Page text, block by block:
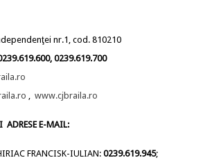
nr.1, cod. 810210
0239.619.700
,www.cjbraila.ro
ADRESE E-MAIL:
FRANCISK-IULIAN:0239.619.945;